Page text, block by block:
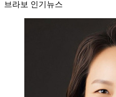
브라보 인기뉴스